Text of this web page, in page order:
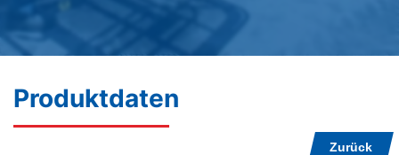
Produktdaten
Zurück